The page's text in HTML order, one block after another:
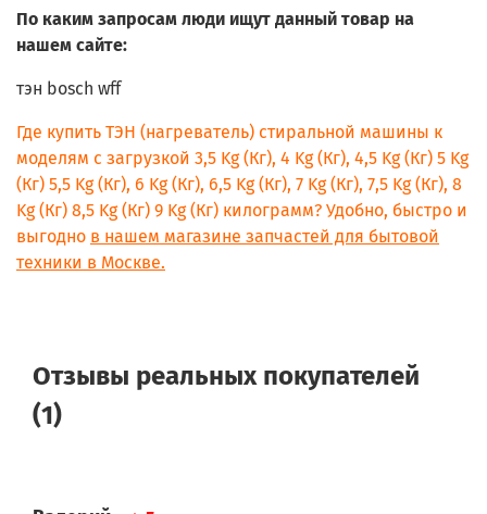
WLK20146OE/01
WLK20146OE/02
WLK20160OE/01
WLK20160OE/02
WLK20160OE/03
WLK20160OE/04
WLK20160OE/05
WLK20161BY/01
WLK20161BY/02
WLK20161BY/03
WLK20161BY/04
WLK20161BY/05
WLK20163OE/01
WLK20164OE/01
WLK20164OE/02
WLK20164OE/03
По каким запросам люди ищут данный товар на
нашем сайте:
тэн bosch wff
Где купить ТЭН (нагреватель) стиральной машины к
моделям с загрузкой 3,5 Kg (Кг), 4 Kg (Кг), 4,5 Kg (Кг) 5 Kg
(Кг) 5,5 Kg (Кг), 6 Kg (Кг), 6,5 Kg (Кг), 7 Kg (Кг), 7,5 Kg (Кг), 8
Kg (Кг) 8,5 Kg (Кг) 9 Kg (Кг) килограмм? Удобно, быстро и
выгодно в нашем магазине запчастей для бытовой
техники в Москве.
Отзывы реальных покупателей
(1)